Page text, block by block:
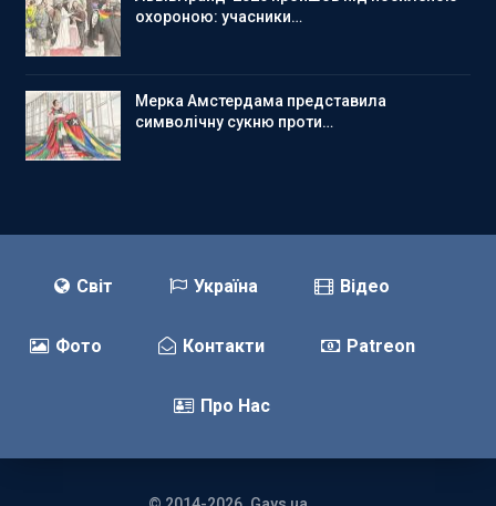
охороною: учасники…
Мерка Амстердама представила
символічну сукню проти…
Світ Україна Відео
Фото Контакти Patreon
Про Нас